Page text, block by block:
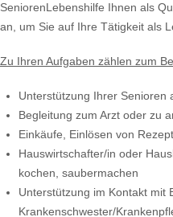
SeniorenLebenshilfe Ihnen als
an, um Sie auf Ihre Tätigkeit als
Zu Ihren Aufgaben zählen zum
Unterstützung Ihrer Senioren
Begleitung zum Arzt oder zu
Einkäufe, Einlösen von
Hauswirtschafter/in oder
kochen, saubermachen
Unterstützung im Kontakt mit
Krankenschwester/